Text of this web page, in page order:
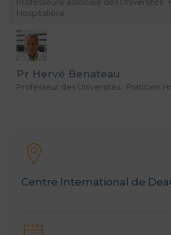
Hospitalière
Pr Hervé Benateau
Professeur des Universités · Praticien
Centre International de